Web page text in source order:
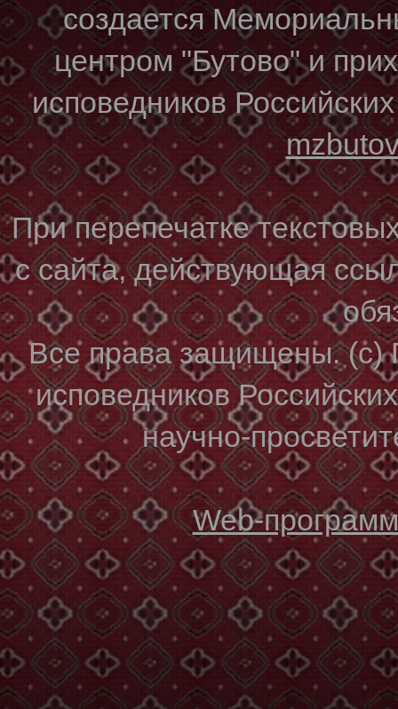
создается
центром "Бутово" и
исповедников
При перепечатке
с сайта, действующая
Все права защищены. (с)
исповедников
научно-
Web-